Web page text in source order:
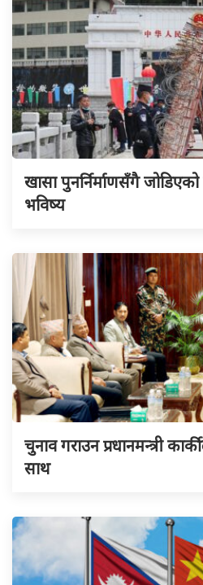
खासा पुनर्निर्माणसँगै
भविष्य
चुनाव गराउन प्रधानमन्त्री
साथ